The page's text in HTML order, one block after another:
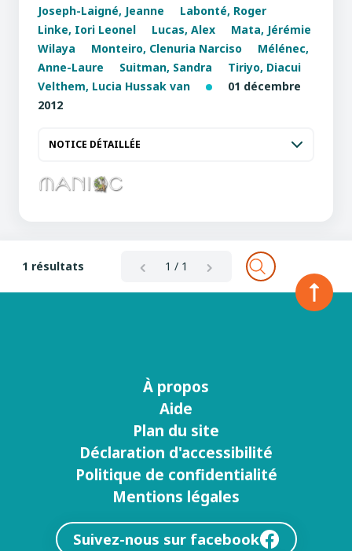
Joseph-Laigné, Jeanne
Labonté, Roger
Linke, Iori Leonel
Lucas, Alex
Mata, Jérémie
Wilaya
Monteiro, Clenuria Narciso
Mélénec,
Anne-Laure
Suitman, Sandra
Tiriyo, Diacui
Velthem, Lucia Hussak van
01 décembre
2012
NOTICE DÉTAILLÉE
1 résultats 1 / 1
À propos
Aide
Plan du site
Déclaration d'accessibilité
Politique de confidentialité
Mentions légales
Suivez-nous sur facebook